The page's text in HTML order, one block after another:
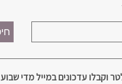
וקבלו עדכונים במייל מדי שבוע